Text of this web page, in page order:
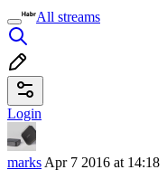
All streams
Login
marks Apr 7 2016 at 14:18